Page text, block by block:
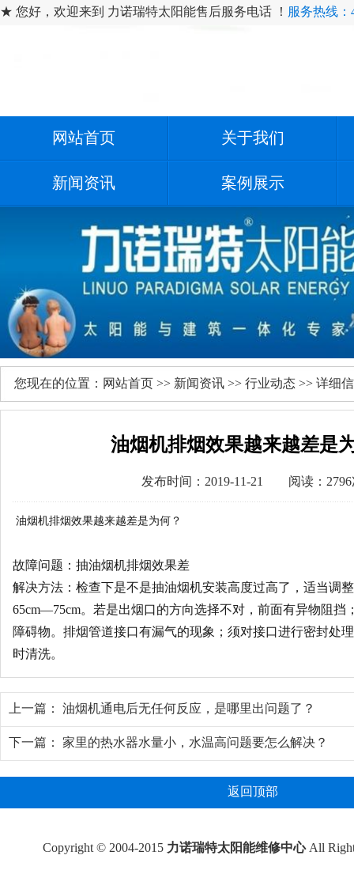
★ 您好，欢迎来到 力诺瑞特太阳能售后服务电话 ！ 服务热线：
网站首页 关于我们
新闻资讯 案例展示
您现在的位置： 网站首页 >> 新闻资讯 >> 行业动态 >> 详细
油烟机排烟效果越来越差是
发布时间：2019-11-21 阅读：2796
油烟机排烟效果越来越差是为何？
故障问题：抽油烟机排烟效果差
解决方法：检查下是不是抽油烟机安装高度过高了，适当调
65cm—75cm。若是出烟口的方向选择不对，前面有异物阻挡
障碍物。排烟管道接口有漏气的现象；须对接口进行密封处
时清洗。
上一篇： 油烟机通电后无任何反应，是哪里出问题了？
下一篇： 家里的热水器水量小，水温高问题要怎么解决？
返回顶部
Copyright © 2004-2015 力诺瑞特太阳能维修中心All